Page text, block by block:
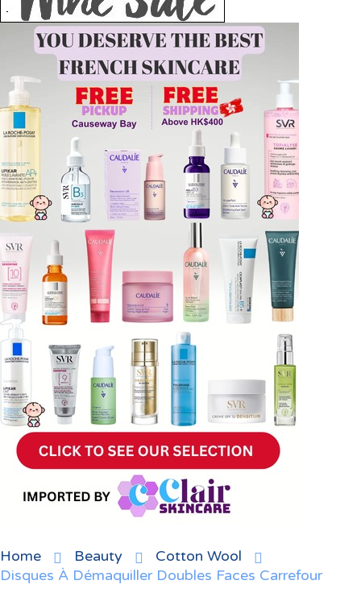
Home Beauty
Cotton Wool
Disques À Démaquiller Doubles Faces Carrefour